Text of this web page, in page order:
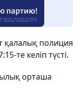
қалалық полиция
те келіп түсті.
орташа